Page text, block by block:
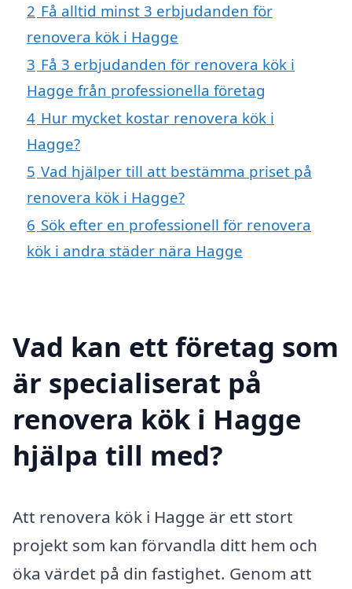
2 Få alltid minst 3 erbjudanden för
renovera kök i Hagge
3 Få 3 erbjudanden för renovera kök i
Hagge från professionella företag
4 Hur mycket kostar renovera kök i
Hagge?
5 Vad hjälper till att bestämma priset på
renovera kök i Hagge?
6 Sök efter en professionell för renovera
kök i andra städer nära Hagge
Vad kan ett företag som
är specialiserat på
renovera kök i Hagge
hjälpa till med?
Att renovera kök i Hagge är ett stort
projekt som kan förvandla ditt hem och
öka värdet på din fastighet. Genom att